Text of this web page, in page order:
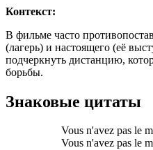
Контекст:
В фильме часто
(лагерь) и настоящего (её
подчеркнуть дистанцию,
борьбы.
Знаковые цитаты
Vous n'avez pas le
Vous n'avez pas le